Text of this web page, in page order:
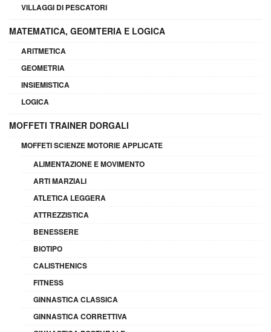
VILLAGGI DI PESCATORI
MATEMATICA, GEOMTERIA E LOGICA
ARITMETICA
GEOMETRIA
INSIEMISTICA
LOGICA
MOFFETI TRAINER DORGALI
MOFFETI SCIENZE MOTORIE APPLICATE
ALIMENTAZIONE E MOVIMENTO
ARTI MARZIALI
ATLETICA LEGGERA
ATTREZZISTICA
BENESSERE
BIOTIPO
CALISTHENICS
FITNESS
GINNASTICA CLASSICA
GINNASTICA CORRETTIVA